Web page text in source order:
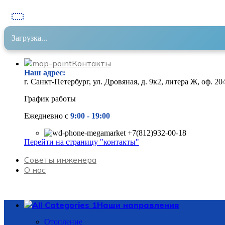
Загрузка...
Контакты
Наш адрес:
г. Санкт-Петербург, ул. Дровяная, д. 9к2, литера Ж, оф.
График работы
Ежедневно с 9:00 - 19:00
+7(812)932-00-18
Перейти на страницу "контакты"
Советы инженера
О нас
Наши направления
Отопление